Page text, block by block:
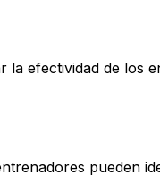
efectividad de los
pueden